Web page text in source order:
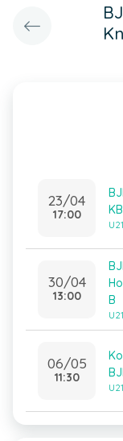
23/04
17:00
30/04
13:00
B
06/05
11:30